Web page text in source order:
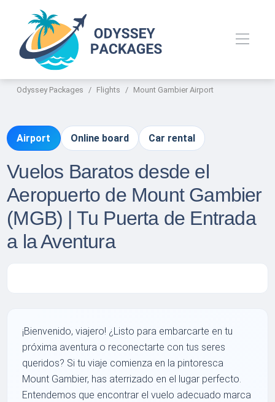
Odyssey Packages Flights Mount Gambier Airport
Airport Online board Car rental
Vuelos Baratos desde el
Aeropuerto de Mount Gambier
(MGB) | Tu Puerta de Entrada
a la Aventura
¡Bienvenido, viajero! ¿Listo para embarcarte en tu
próxima aventura o reconectarte con tus seres
queridos? Si tu viaje comienza en la pintoresca
Mount Gambier, has aterrizado en el lugar perfecto.
Entendemos que encontrar el vuelo adecuado marca